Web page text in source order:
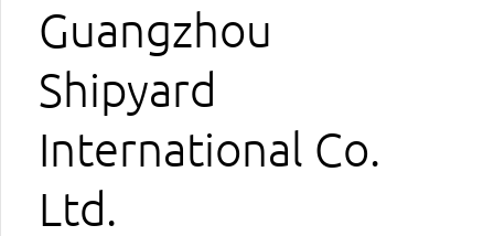
Guangzhou
Shipyard
International Co.
Ltd.